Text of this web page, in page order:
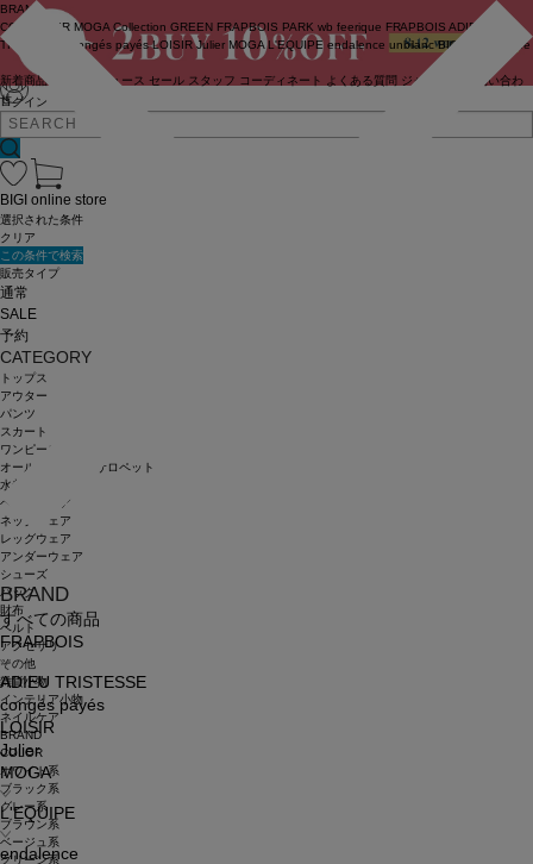
ログイン
BRAND
COUTURIER MOGA Collection GREEN FRAPBOIS PARK wb feerique FRAPBOIS ADIEU
TRISTESSE
congés payés LOISIR Julier MOGA L'EQUIPE endalence unbilanc BIGI online store
新着商品 ニュース セール スタッフ コーディネート よくある質問 ジャーナル
お問い合わ
せ
BRAND
すべての商品
FRAPBOIS
ADIEU TRISTESSE
congés payés
LOISIR
Julier
MOGA
L'EQUIPE
endalence
BIGI online store
選択された条件
クリア
この条件で検索
販売タイプ
通常
SALE
予約
CATEGORY
トップス
アウター
パンツ
スカート
ワンピース
オールインワン・サロペット
水着
ヘッドウェア
ネックウェア
レッグウェア
アンダーウェア
シューズ
バッグ
財布
ベルト
アクセサリ
その他
雑貨小物
インテリア小物
ネイルケア
BRAND
COLOR
ホワイト系
ブラック系
グレー系
ブラウン系
ベージュ系
グリーン系